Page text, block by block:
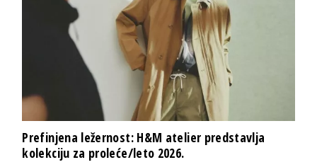
Prefinjena ležernost: H&M atelier predstavlja
kolekciju za proleće/leto 2026.